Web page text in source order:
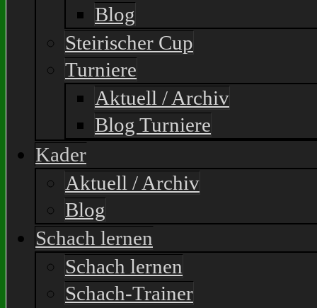
Blog
Steirischer Cup
Turniere
Aktuell / Archiv
Blog Turniere
Kader
Aktuell / Archiv
Blog
Schach lernen
Schach lernen
Schach-Trainer